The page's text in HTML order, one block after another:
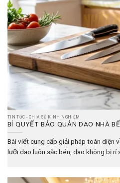
TIN TỨC - CHIA SẺ KINH NGHIỆM
BÍ QUYẾT BẢO QUẢN DAO NHÀ
Bài viết cung cấp giải pháp toàn diện
lưỡi dao luôn sắc bén, dao không bị rỉ